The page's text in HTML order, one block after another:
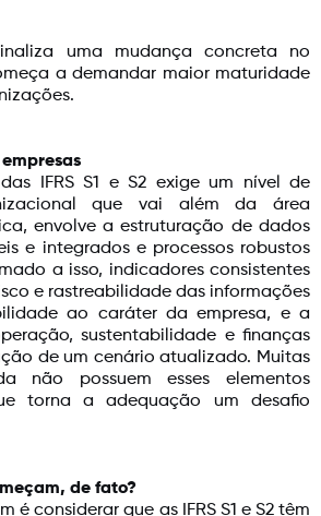
uma mudança concreta no
a demandar maior maturidade
IFRS S1 e S2 exige um nível de
que vai além da área
envolve a estruturação de dados
e integrados e processos robustos
a isso, indicadores consistentes
e rastreabilidade das informações
ao caráter da empresa, e a
sustentabilidade e finanças
de um cenário atualizado. Muitas
não possuem esses elementos
torna a adequação um desafio
de fato?
é considerar que as IFRS S1 e S2 têm